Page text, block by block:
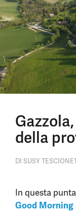
della
DI SUSY TESCIONE
In questa
Good Morning